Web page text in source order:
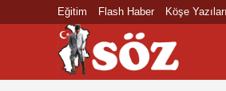
Eğitim Flash Haber Köşe Yazıları